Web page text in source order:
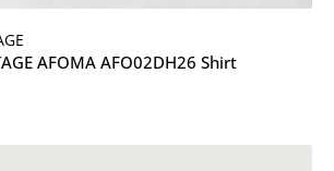
AFOMA AFO02DH26 Shirt